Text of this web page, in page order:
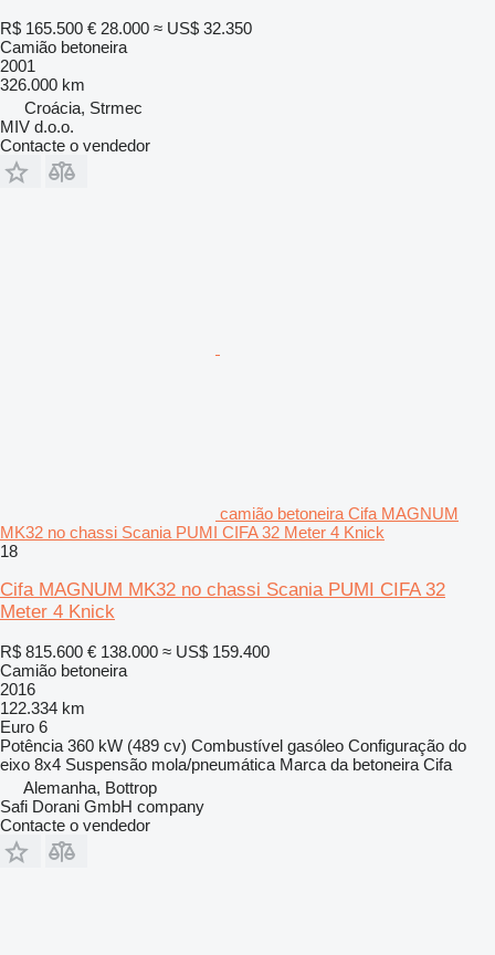
R$ 165.500 € 28.000 ≈ US$ 32.350
Camião betoneira
2001
326.000 km
Croácia, Strmec
MIV d.o.o.
Contacte o vendedor
camião betoneira Cifa MAGNUM
MK32 no chassi Scania PUMI CIFA 32 Meter 4 Knick
18
Cifa MAGNUM MK32 no chassi Scania PUMI CIFA 32
Meter 4 Knick
R$ 815.600 € 138.000 ≈ US$ 159.400
Camião betoneira
2016
122.334 km
Euro 6
Potência 360 kW (489 cv) Combustível gasóleo Configuração do
eixo 8x4 Suspensão mola/pneumática Marca da betoneira Cifa
Alemanha, Bottrop
Safi Dorani GmbH company
Contacte o vendedor